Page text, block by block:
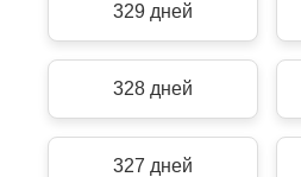
329 дней
328 дней
327 дней